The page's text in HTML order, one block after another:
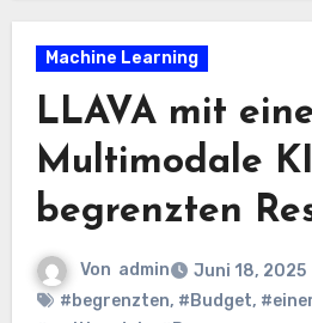
Machine Learning
LLAVA mit
Multimodale
begrenzten
Von admin
Juni 18, 2025
#begrenzten, #Budget,